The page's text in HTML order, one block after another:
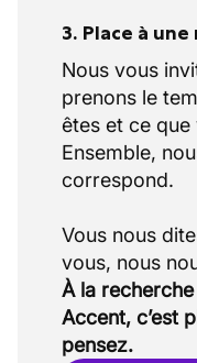
3. Place à
Nous vous
prenons le
êtes et ce
Ensemble,
correspond.
Vous nous
À la recherche
Accent, c’est
pensez.